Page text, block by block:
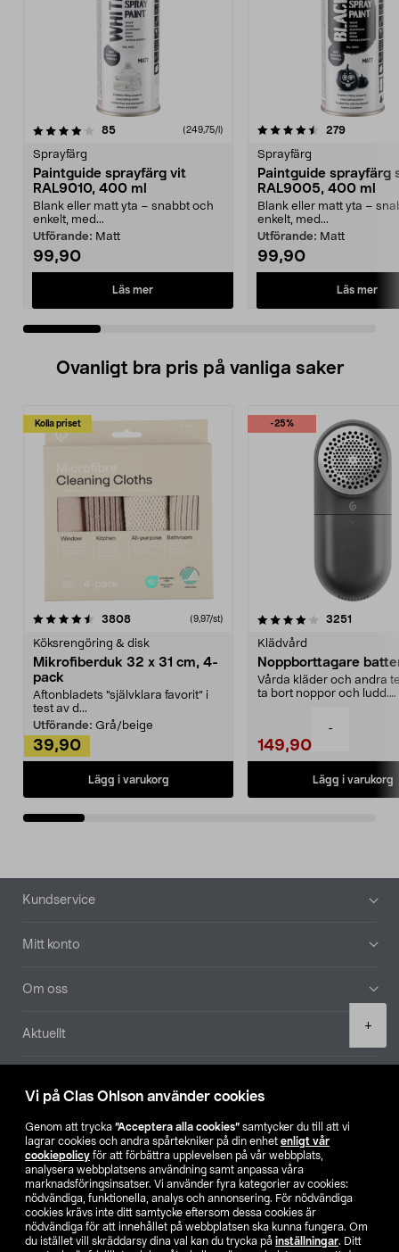
Vi på Clas Ohlson använder cookies
Genom att trycka ”Acceptera alla cookies” samtycker du till att vi
lagrar cookies och andra spårtekniker på din enhet enligt vår
cookiepolicy för att förbättra upplevelsen på vår webbplats,
analysera webbplatsens användning samt anpassa våra
marknadsföringsinsatser. Vi använder fyra kategorier av cookies:
nödvändiga, funktionella, analys och annonsering. För nödvändiga
cookies krävs inte ditt samtycke eftersom dessa cookies är
nödvändiga för att innehållet på webbplatsen ska kunna fungera. Om
du istället vill skräddarsy dina val kan du trycka på inställningar. Ditt
-
+
85recensioner (249,75/l)
Sprayfärg
Paintguide sprayfärg vit
RAL9010, 400 ml
Blank eller matt yta – snabbt och
enkelt, med...
Utförande: Matt
99,90
Läs mer
4.5 av 5 stjärnor 279
Sprayfärg
Paintguide sprayfärg
RAL9005, 400 ml
Blank eller matt yta –
enkelt, med...
Utförande: Matt
99,90
Läs mer
4.5 av 5 stjärnor
Ovanligt bra pris på vanliga saker
Kolla priset
3808recensioner (9,97/st)
Köksrengöring & disk
Mikrofiberduk 32 x 31 cm, 4-
pack
Aftonbladets "självklara favorit” i
test av d...
Utförande: Grå/beige
39,90
Lägg i varukorg
-25%
4.0av 5 stjärnor 3251
Klädvård
Noppborttagare
Vårda kläder och andra
ta bort noppor och ludd.
149,90
Lägg i varukorg
4.5av 5 stjärnor
Sidfot
Kundservice
Mitt konto
Om oss
Aktuellt
Hitta butik
SE NO FI